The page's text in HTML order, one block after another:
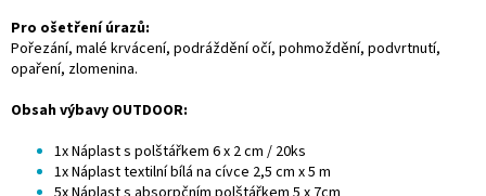
Pro ošetření úrazů:
Pořezání, malé krvácení, podráždění očí, pohmoždění, podvrtnutí,
opaření, zlomenina.
Obsah výbavy OUTDOOR:
1x Náplast s polštářkem 6 x 2 cm / 20ks
1x Náplast textilní bílá na cívce 2,5 cm x 5 m